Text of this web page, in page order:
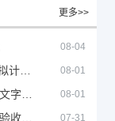
更多>>
08-04
08-01
08-01
07-31